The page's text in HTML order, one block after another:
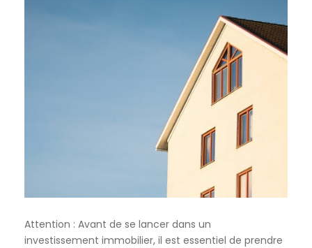
Attention : Avant de se lancer dans un
investissement immobilier, il est essentiel de prendre